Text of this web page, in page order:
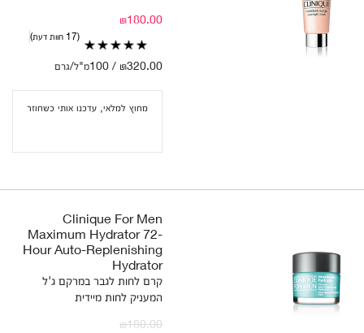
₪180.00
17 חוות דעת
₪320.00 / 100מ"ל/גרם
מחוץ למלאי, עדכנו אותי כשחוזר
Clinique For Men
Maximum Hydrator 72-
Hour Auto-Replenishing
Hydrator
קרם לחות לגבר במרקם ג'ל
המעניק לחות מיידית
₪180.00